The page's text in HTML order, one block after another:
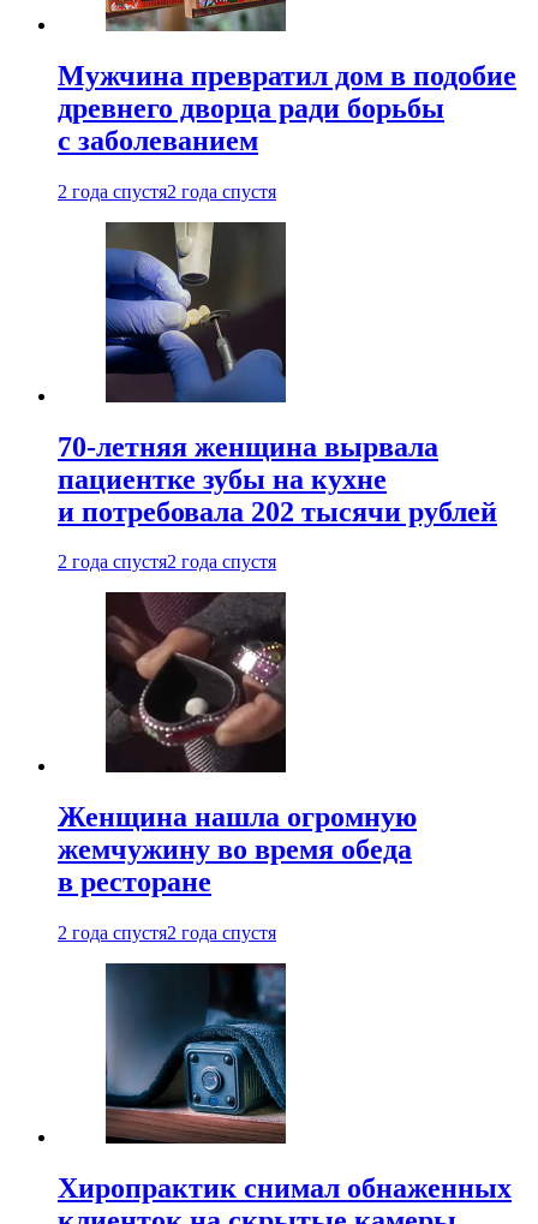
Мужчина превратил дом в подобие
древнего дворца ради борьбы
с заболеванием
2 года спустя2 года спустя
70-летняя женщина вырвала
пациентке зубы на кухне
и потребовала 202 тысячи рублей
2 года спустя2 года спустя
Женщина нашла огромную
жемчужину во время обеда
в ресторане
2 года спустя2 года спустя
Хиропрактик снимал обнаженных